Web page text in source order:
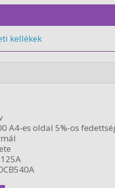
kellékek
A4-es oldal 5%-os